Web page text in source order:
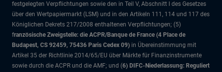
festgelegten Verpflichtungen sowie den in Teil V, Abschnitt I des Gesetzes
über den Wertpapiermarkt (LSM) und in den Artikeln 111, 114 und 117 des
Königlichen Dekrets 217/2008 enthaltenen Verpflichtungen; (5)
französische Zweigstelle: die ACPR/Banque de France (4 Place de
Budapest, CS 92459, 75436 Paris Cedex 09) in Übereinstimmung mit
Artikel 35 der Richtlinie 2014/65/EU über Märkte für Finanzinstrumente
sowie durch die ACPR und die AMF; und (6) DIFC-Niederlassung: Reguliert